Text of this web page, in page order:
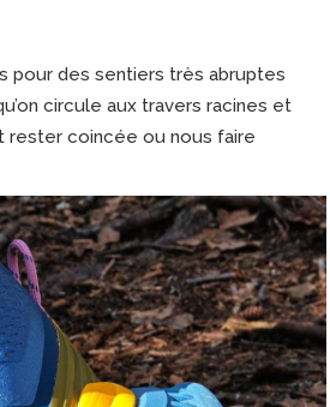
pour des sentiers très abruptes
circule aux travers racines et
rester coincée ou nous faire